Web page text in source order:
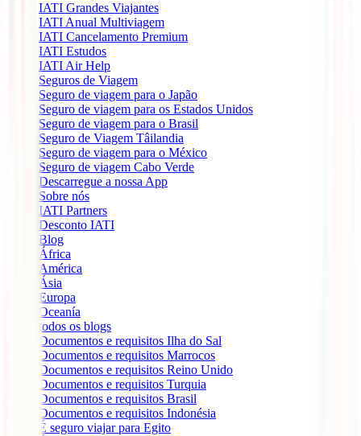
IATI Grandes Viajantes
IATI Anual Multiviagem
IATI Cancelamento Premium
IATI Estudos
IATI Air Help
Seguros de Viagem
Seguro de viagem para o Japão
Seguro de viagem para os Estados Unidos
Seguro de viagem para o Brasil
Seguro de Viagem Tâilandia
Seguro de viagem para o México
Seguro de viagem Cabo Verde
Descarregue a nossa App
Sobre nós
IATI Partners
Desconto IATI
Blog
África
América
Ásia
Europa
Oceanía
todos os blogs
Documentos e requisitos Ilha do Sal
Documentos e requisitos Marrocos
Documentos e requisitos Reino Unido
Documentos e requisitos Turquia
Documentos e requisitos Brasil
Documentos e requisitos Indonésia
É seguro viajar para Egito